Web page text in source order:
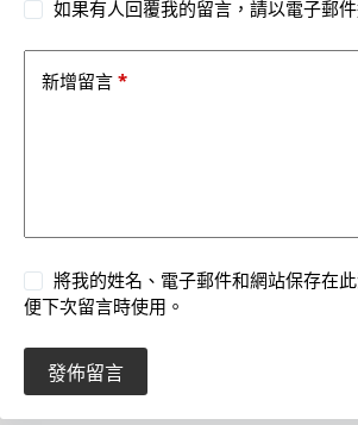
如果有人回覆我的留言，請以電子郵
新增留言 *
將我的姓名、電子郵件和網站保存在
便下次留言時使用。
發佈留言